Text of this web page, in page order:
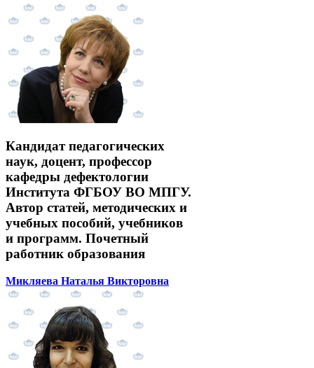
Кандидат педагогических
наук, доцент, профессор
кафедры дефектологии
Института ФГБОУ ВО МПГУ.
Автор статей, методических и
учебных пособий, учебников
и программ. Почетный
работник образования
Микляева Наталья Викторовна